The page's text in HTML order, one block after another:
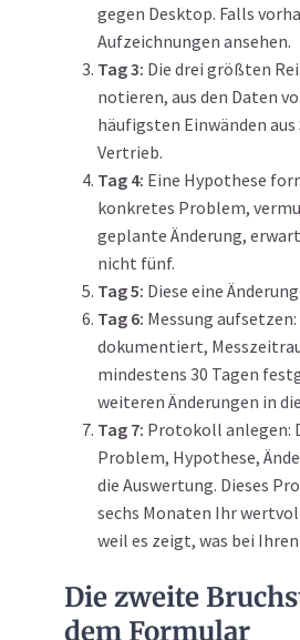
gegen Desktop. Falls
Aufzeichnungen ansehen.
Tag 3: Die drei größten
notieren, aus den Daten
häufigsten Einwänden
Vertrieb.
Tag 4: Eine Hypothese
konkretes Problem,
geplante Änderung,
nicht fünf.
Tag 5: Diese eine
Tag 6: Messung
dokumentiert,
mindestens 30 Tagen
weiteren Änderungen in
Tag 7: Protokoll anlegen:
Problem, Hypothese,
die Auswertung. Dieses
sechs Monaten Ihr
weil es zeigt, was bei
Die zweite
dem Formular